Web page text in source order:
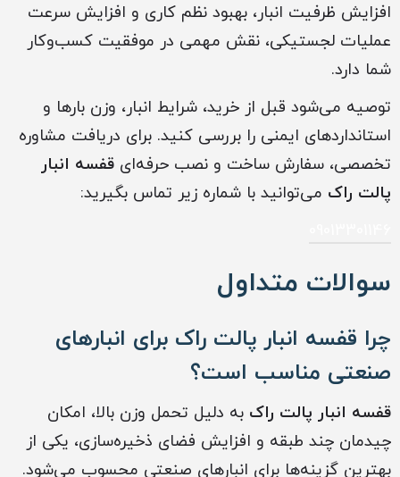
افزایش ظرفیت انبار، بهبود نظم کاری و افزایش سرعت
عملیات لجستیکی، نقش مهمی در موفقیت کسب‌وکار
شما دارد.
توصیه می‌شود قبل از خرید، شرایط انبار، وزن بارها و
استانداردهای ایمنی را بررسی کنید. برای دریافت مشاوره
تخصصی، سفارش ساخت و نصب حرفه‌ای قفسه انبار
پالت راک می‌توانید با شماره زیر تماس بگیرید:
سوالات متداول
چرا قفسه انبار پالت راک برای انبارهای
صنعتی مناسب است؟
قفسه انبار پالت راک به دلیل تحمل وزن بالا، امکان
چیدمان چند طبقه و افزایش فضای ذخیره‌سازی، یکی از
بهترین گزینه‌ها برای انبارهای صنعتی محسوب می‌شود.